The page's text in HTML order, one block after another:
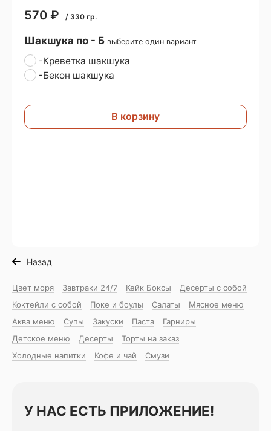
570 ₽ / 330 гр.
Шакшука по - Б выберите один вариант
-Креветка шакшука
-Бекон шакшука
В корзину
Назад
Цвет моря Завтраки 24/7 Кейк Боксы
Десерты с собой
Коктейли с собой
Поке и боулы Салаты
Мясное меню
Аква меню
Супы Закуски Паста
Гарниры
Детское меню
Десерты
Торты на заказ
Холодные напитки
Кофе и чай Смузи
У НАС ЕСТЬ ПРИЛОЖЕНИЕ!